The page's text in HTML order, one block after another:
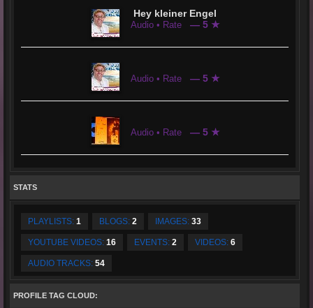
Hey kleiner Engel
Audio • Rate — 5 ★
Audio • Rate — 5 ★
Audio • Rate — 5 ★
STATS
PLAYLISTS: 1 BLOGS: 2 IMAGES: 33
YOUTUBE VIDEOS: 16 EVENTS: 2 VIDEOS: 6
AUDIO TRACKS: 54
PROFILE TAG CLOUD: